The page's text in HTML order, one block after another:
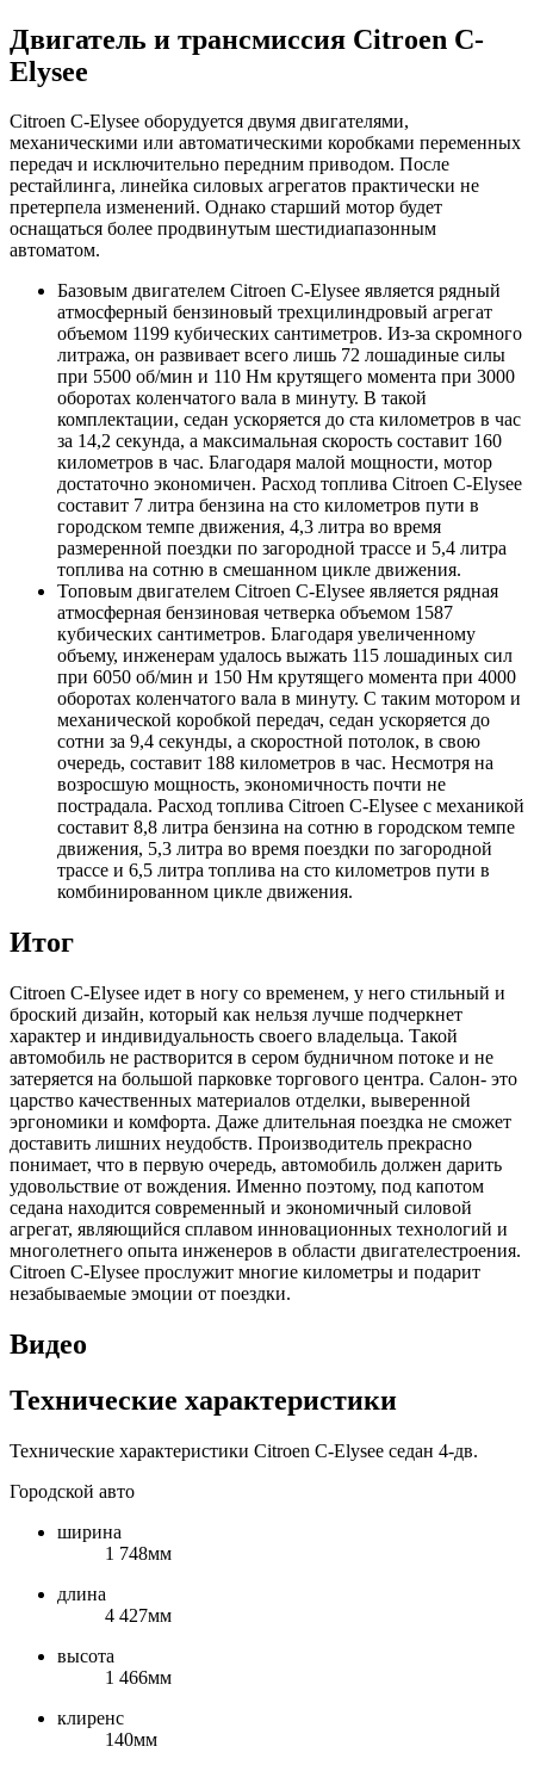
Двигатель и трансмиссия Citroen C-
Elysee
Citroen C-Elysee оборудуется двумя двигателями,
механическими или автоматическими коробками переменных
передач и исключительно передним приводом. После
рестайлинга, линейка силовых агрегатов практически не
претерпела изменений. Однако старший мотор будет
оснащаться более продвинутым шестидиапазонным
автоматом.
Базовым двигателем Citroen C-Elysee является рядный
атмосферный бензиновый трехцилиндровый агрегат
объемом 1199 кубических сантиметров. Из-за скромного
литража, он развивает всего лишь 72 лошадиные силы
при 5500 об/мин и 110 Нм крутящего момента при 3000
оборотах коленчатого вала в минуту. В такой
комплектации, седан ускоряется до ста километров в час
за 14,2 секунда, а максимальная скорость составит 160
километров в час. Благодаря малой мощности, мотор
достаточно экономичен. Расход топлива Citroen C-Elysee
составит 7 литра бензина на сто километров пути в
городском темпе движения, 4,3 литра во время
размеренной поездки по загородной трассе и 5,4 литра
топлива на сотню в смешанном цикле движения.
Топовым двигателем Citroen C-Elysee является рядная
атмосферная бензиновая четверка объемом 1587
кубических сантиметров. Благодаря увеличенному
объему, инженерам удалось выжать 115 лошадиных сил
при 6050 об/мин и 150 Нм крутящего момента при 4000
оборотах коленчатого вала в минуту. С таким мотором и
механической коробкой передач, седан ускоряется до
сотни за 9,4 секунды, а скоростной потолок, в свою
очередь, составит 188 километров в час. Несмотря на
возросшую мощность, экономичность почти не
пострадала. Расход топлива Citroen C-Elysee с механикой
составит 8,8 литра бензина на сотню в городском темпе
движения, 5,3 литра во время поездки по загородной
трассе и 6,5 литра топлива на сто километров пути в
комбинированном цикле движения.
Итог
Citroen C-Elysee идет в ногу со временем, у него стильный и
броский дизайн, который как нельзя лучше подчеркнет
характер и индивидуальность своего владельца. Такой
автомобиль не растворится в сером будничном потоке и не
затеряется на большой парковке торгового центра. Салон- это
царство качественных материалов отделки, выверенной
эргономики и комфорта. Даже длительная поездка не сможет
доставить лишних неудобств. Производитель прекрасно
понимает, что в первую очередь, автомобиль должен дарить
удовольствие от вождения. Именно поэтому, под капотом
седана находится современный и экономичный силовой
агрегат, являющийся сплавом инновационных технологий и
многолетнего опыта инженеров в области двигателестроения.
Citroen C-Elysee прослужит многие километры и подарит
незабываемые эмоции от поездки.
Видео
Технические характеристики
Технические характеристики Citroen C-Elysee седан 4-дв.
Городской авто
ширина
1 748мм
длина
4 427мм
высота
1 466мм
клиренс
140мм